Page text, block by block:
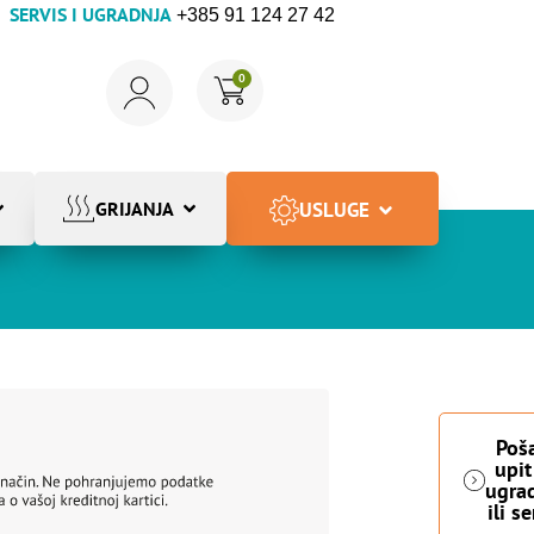
SERVIS I UGRADNJA +385 91 124 27 42
0
GRIJANJA USLUGE
ili